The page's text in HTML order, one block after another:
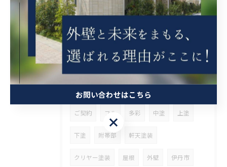
東淀川区 現場調査 シーリング工事
ご契約 フル 多彩 中塗 上塗
下塗 附帯部 軒天塗装
クリヤー塗装 屋根 外壁 伊丹市
お問い合わせはこちら
お問い合わせはこちら